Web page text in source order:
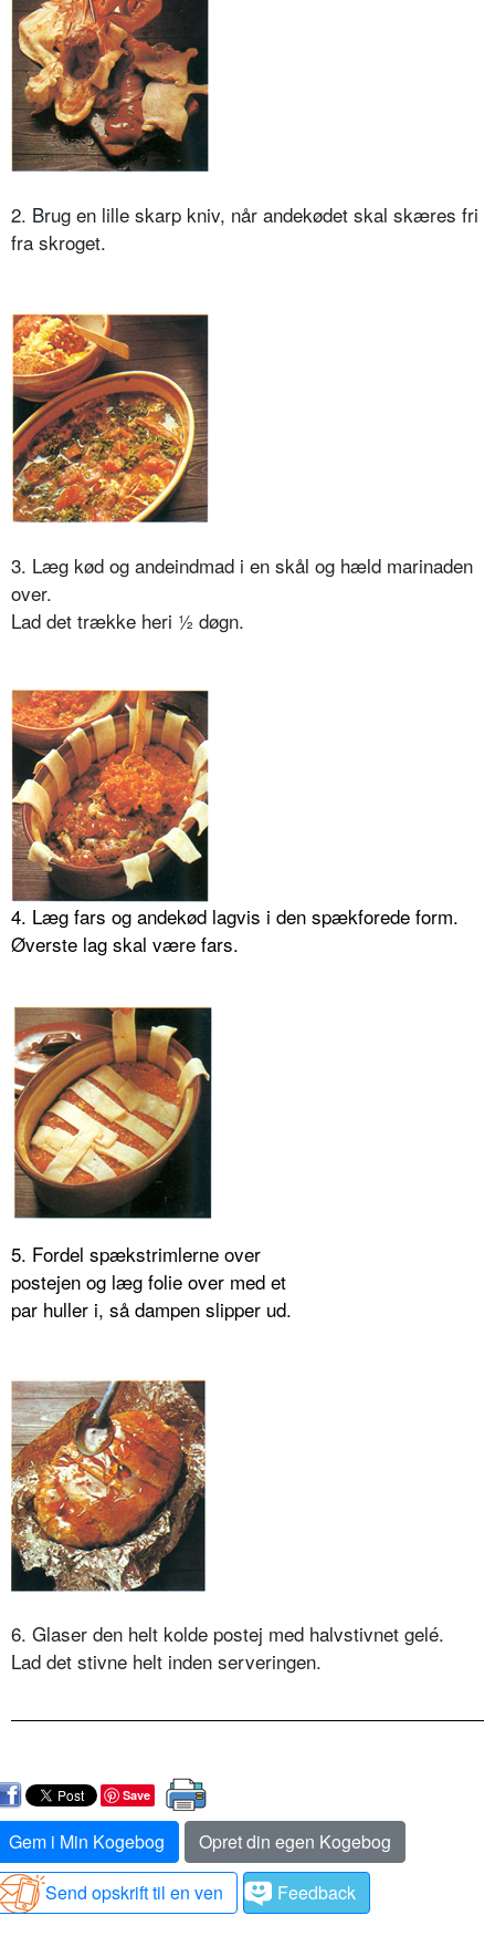
2. Brug en lille skarp kniv, når andekødet skal skæres fri
fra skroget.
3. Læg kød og andeindmad i en skål og hæld marinaden
over.
Lad det trække heri ½ døgn.
4. Læg fars og andekød lagvis i den spækforede form.
Øverste lag skal være fars.
5. Fordel spækstrimlerne over
postejen og læg folie over med et
par huller i, så dampen slipper ud.
6. Glaser den helt kolde postej med halvstivnet gelé.
Lad det stivne helt inden serveringen.
Save
Gem i Min Kogebog
Opret din egen Kogebog
Send opskrift til en ven
Feedback